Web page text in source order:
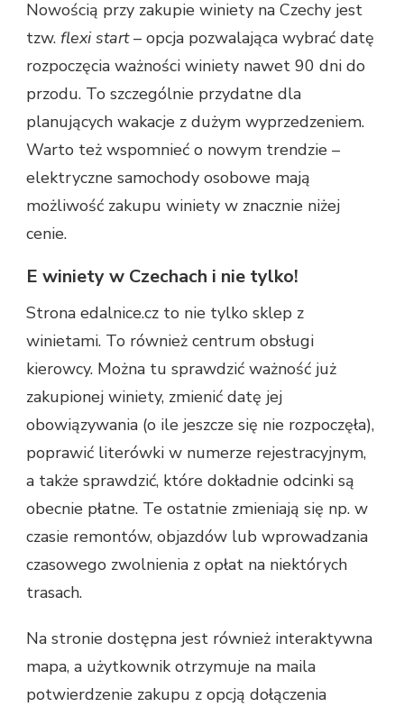
Nowością przy zakupie winiety na Czechy jest
tzw. flexi start– opcja pozwalająca wybrać datę
rozpoczęcia ważności winiety nawet 90 dni do
przodu. To szczególnie przydatne dla
planujących wakacje z dużym wyprzedzeniem.
Warto też wspomnieć o nowym trendzie –
elektryczne samochody osobowe mają
możliwość zakupu winiety w znacznie niżej
cenie.
E winiety w Czechach i nie tylko!
Strona edalnice.cz to nie tylko sklep z
winietami. To również centrum obsługi
kierowcy. Można tu sprawdzić ważność już
zakupionej winiety, zmienić datę jej
obowiązywania (o ile jeszcze się nie rozpoczęła),
poprawić literówki w numerze rejestracyjnym,
a także sprawdzić, które dokładnie odcinki są
obecnie płatne. Te ostatnie zmieniają się np. w
czasie remontów, objazdów lub wprowadzania
czasowego zwolnienia z opłat na niektórych
trasach.
Na stronie dostępna jest również interaktywna
mapa, a użytkownik otrzymuje na maila
potwierdzenie zakupu z opcją dołączenia